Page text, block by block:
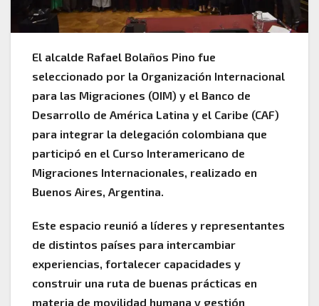
El alcalde Rafael Bolaños Pino fue
seleccionado por la Organización Internacional
para las Migraciones (OIM) y el Banco de
Desarrollo de América Latina y el Caribe (CAF)
para integrar la delegación colombiana que
participó en el Curso Interamericano de
Migraciones Internacionales, realizado en
Buenos Aires, Argentina.
Este espacio reunió a líderes y representantes
de distintos países para intercambiar
experiencias, fortalecer capacidades y
construir una ruta de buenas prácticas en
materia de movilidad humana y gestión